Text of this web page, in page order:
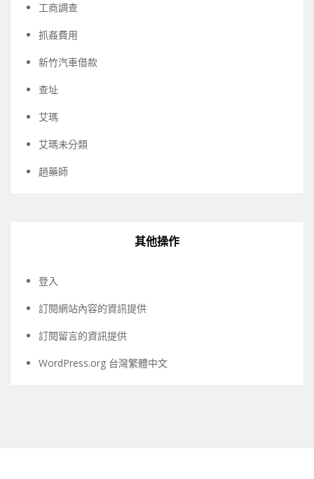
工商調查
抓姦費用
新竹汽車借款
查址
艾瑪
艾瑪未分類
趙藥師
其他操作
登入
訂閱網站內容的資訊提供
訂閱留言的資訊提供
WordPress.org 台灣繁體中文